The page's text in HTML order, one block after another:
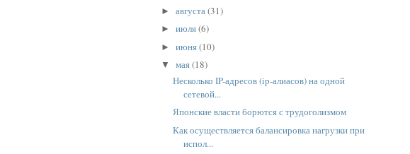
►августа(31)
►июля(6)
►июня(10)
▼мая(18)
Несколько IP-адресов (ip-алиасов) на одной
сетевой...
Японские власти борются с трудоголизмом
Как осуществляется балансировка нагрузки при
испол...